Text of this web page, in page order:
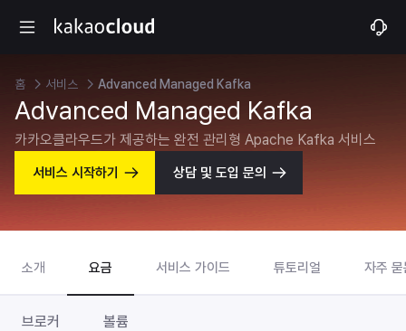
홈 서비스 Advanced Managed Kafka
Advanced Managed Kafka
카카오클라우드가 제공하는 완전 관리형 Apache Kafka 서비스
서비스 시작하기 상담 및 도입 문의
소개 요금 서비스 가이드 튜토리얼 자주
브로커 볼륨